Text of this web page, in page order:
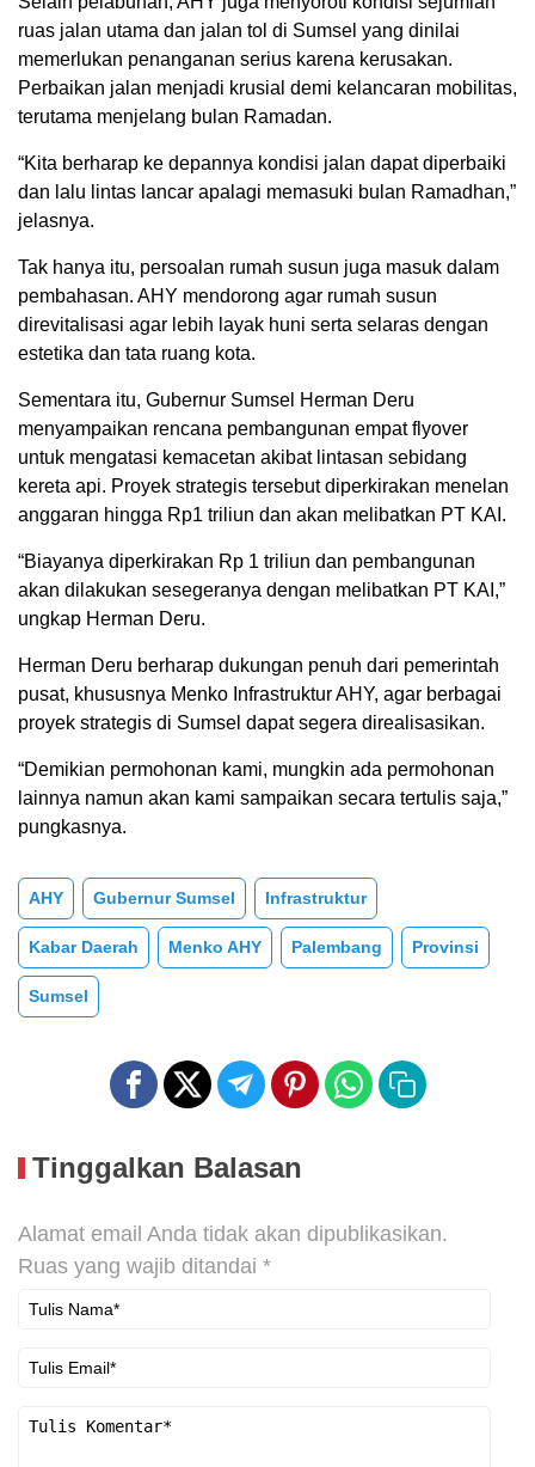
ruas jalan utama dan jalan tol di Sumsel yang dinilai
memerlukan penanganan serius karena kerusakan.
Perbaikan jalan menjadi krusial demi kelancaran mobilitas,
terutama menjelang bulan Ramadan.
“Kita berharap ke depannya kondisi jalan dapat diperbaiki
dan lalu lintas lancar apalagi memasuki bulan Ramadhan,”
jelasnya.
Tak hanya itu, persoalan rumah susun juga masuk dalam
pembahasan. AHY mendorong agar rumah susun
direvitalisasi agar lebih layak huni serta selaras dengan
estetika dan tata ruang kota.
Sementara itu, Gubernur Sumsel Herman Deru
menyampaikan rencana pembangunan empat flyover
untuk mengatasi kemacetan akibat lintasan sebidang
kereta api. Proyek strategis tersebut diperkirakan menelan
anggaran hingga Rp1 triliun dan akan melibatkan PT KAI.
“Biayanya diperkirakan Rp 1 triliun dan pembangunan
akan dilakukan sesegeranya dengan melibatkan PT KAI,”
ungkap Herman Deru.
Herman Deru berharap dukungan penuh dari pemerintah
pusat, khususnya Menko Infrastruktur AHY, agar berbagai
proyek strategis di Sumsel dapat segera direalisasikan.
“Demikian permohonan kami, mungkin ada permohonan
lainnya namun akan kami sampaikan secara tertulis saja,”
pungkasnya.
AHY Gubernur Sumsel Infrastruktur
Kabar Daerah Menko AHY Palembang Provinsi
Sumsel
Tinggalkan Balasan
Alamat email Anda tidak akan dipublikasikan.
Ruas yang wajib ditandai *